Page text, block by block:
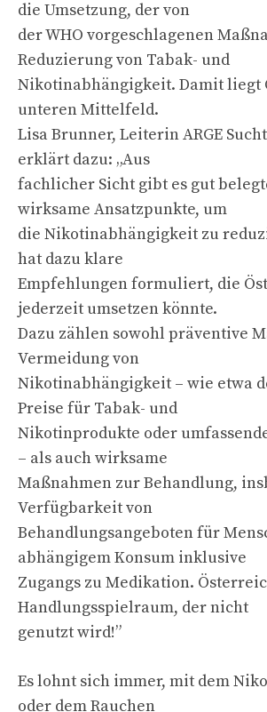
die Umsetzung, der von
der WHO vorgeschlagenen
Reduzierung von Tabak- und
Nikotinabhängigkeit. Damit liegt
unteren Mittelfeld.
Lisa Brunner, Leiterin ARGE
erklärt dazu: „Aus
fachlicher Sicht gibt es gut
wirksame Ansatzpunkte, um
die Nikotinabhängigkeit zu
hat dazu klare
Empfehlungen formuliert, die
jederzeit umsetzen könnte.
Dazu zählen sowohl präventive
Vermeidung von
Nikotinabhängigkeit – wie etwa
Preise für Tabak- und
Nikotinprodukte oder
– als auch wirksame
Maßnahmen zur Behandlung,
Verfügbarkeit von
Behandlungsangeboten für
abhängigem Konsum inklusive
Zugangs zu Medikation.
Handlungsspielraum, der nicht
genutzt wird!”
Es lohnt sich immer, mit dem
oder dem Rauchen